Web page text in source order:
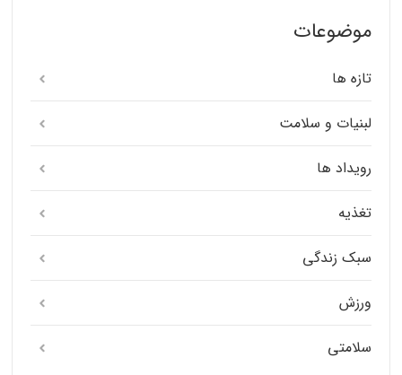
موضوعات
تازه ها
لبنیات و سلامت
رویداد ها
تغذیه
سبک زندگی
ورزش
سلامتی